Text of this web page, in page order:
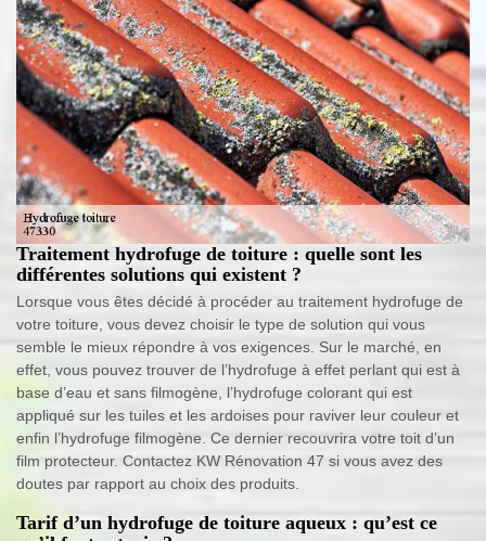
Traitement hydrofuge de toiture : quelle sont les
différentes solutions qui existent ?
Lorsque vous êtes décidé à procéder au traitement hydrofuge de
votre toiture, vous devez choisir le type de solution qui vous
semble le mieux répondre à vos exigences. Sur le marché, en
effet, vous pouvez trouver de l’hydrofuge à effet perlant qui est à
base d’eau et sans filmogène, l’hydrofuge colorant qui est
appliqué sur les tuiles et les ardoises pour raviver leur couleur et
enfin l’hydrofuge filmogène. Ce dernier recouvrira votre toit d’un
film protecteur. Contactez KW Rénovation 47 si vous avez des
doutes par rapport au choix des produits.
Tarif d’un hydrofuge de toiture aqueux : qu’est ce